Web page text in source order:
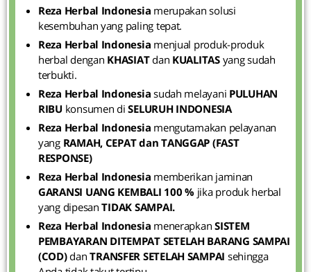
Reza Herbal Indonesia merupakan solusi
kesembuhan yang paling tepat.
Reza Herbal Indonesia menjual produk-produk
herbal dengan KHASIATdan KUALITASyang sudah
terbukti.
Reza Herbal Indonesiasudah melayani PULUHAN
RIBU konsumen diSELURUH INDONESIA
Reza Herbal Indonesia mengutamakan pelayanan
yang RAMAH, CEPAT dan TANGGAP (FAST
RESPONSE)
Reza Herbal Indonesia memberikan jaminan
GARANSI UANG KEMBALI 100 % jika produk herbal
yang dipesan TIDAK SAMPAI.
Reza Herbal Indonesia menerapkanSISTEM
PEMBAYARAN DITEMPAT SETELAH BARANG SAMPAI
(COD)danTRANSFER SETELAH SAMPAI sehingga